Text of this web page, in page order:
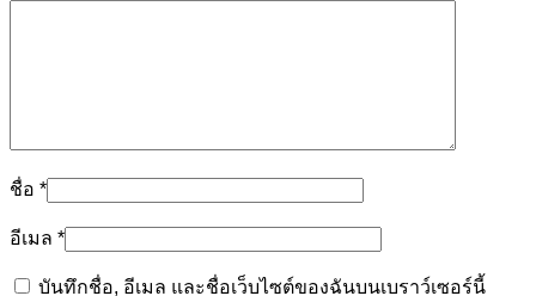
ชื่อ *
อีเมล *
บันทึกชื่อ, อีเมล และชื่อเว็บไซต์ของฉันบนเบราว์เซอร์นี้